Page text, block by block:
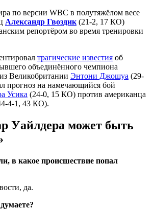
по версии WBC в полутяжёлом весе
Александр Гвоздик (21-2, 17 КО)
репортёром во время тренировки
трагические известия об
объединённого чемпиона
Великобритании Энтони Джошуа (29-
прогноз на намечающийся бой
Усика (24-0, 15 КО) против американца
4-1, 43 КО).
Уайлдера может быть
в какое происшествие попал
да.